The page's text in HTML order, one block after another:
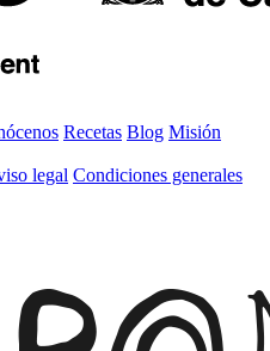
Recetas Blog Misión
legal Condiciones generales